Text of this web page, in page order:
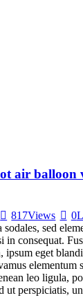
air balloon
817Views 0
sed
in consequat.
ipsum eget
elementum
leo ligula,
ut perspiciatis,